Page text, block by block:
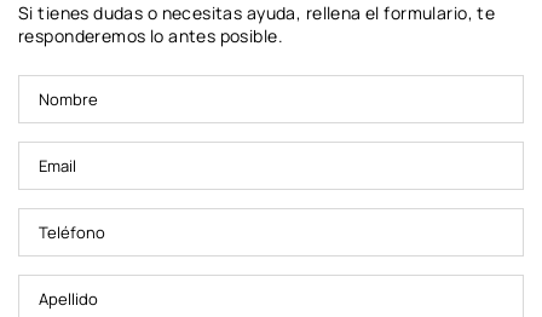
Si tienes dudas o necesitas ayuda, rellena el formulario, te
responderemos lo antes posible.